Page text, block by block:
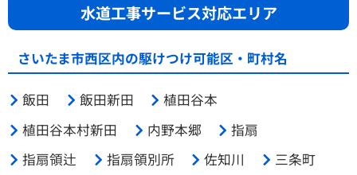
水道工事サービス対応エリア
さいたま市西区内の駆けつけ可能区・町村名
飯田 飯田新田
植田谷本
植田谷本村新田
内野本郷
指扇
指扇領辻
指扇領別所 佐知川
三条町